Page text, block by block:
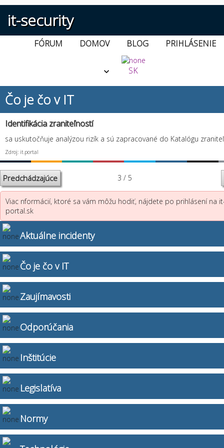
it-security
FÓRUM DOMOV BLOG PRIHLÁSENIE
SK
Čo je čo v IT
Identifikácia zraniteľností
sa uskutočňuje analýzou rizík a sú zapracované do Katalógu
Zdroj: it.portal
Predchádzajúce 3 / 5
Viac nformácií, ktoré sa vám môžu hodiť, nájdete po prihlásení na
portal.sk
Aktuálne incidenty
Čo je čo v IT
Zaujímavosti
Odporúčania
Inštitúcie
Legislatíva
Normy